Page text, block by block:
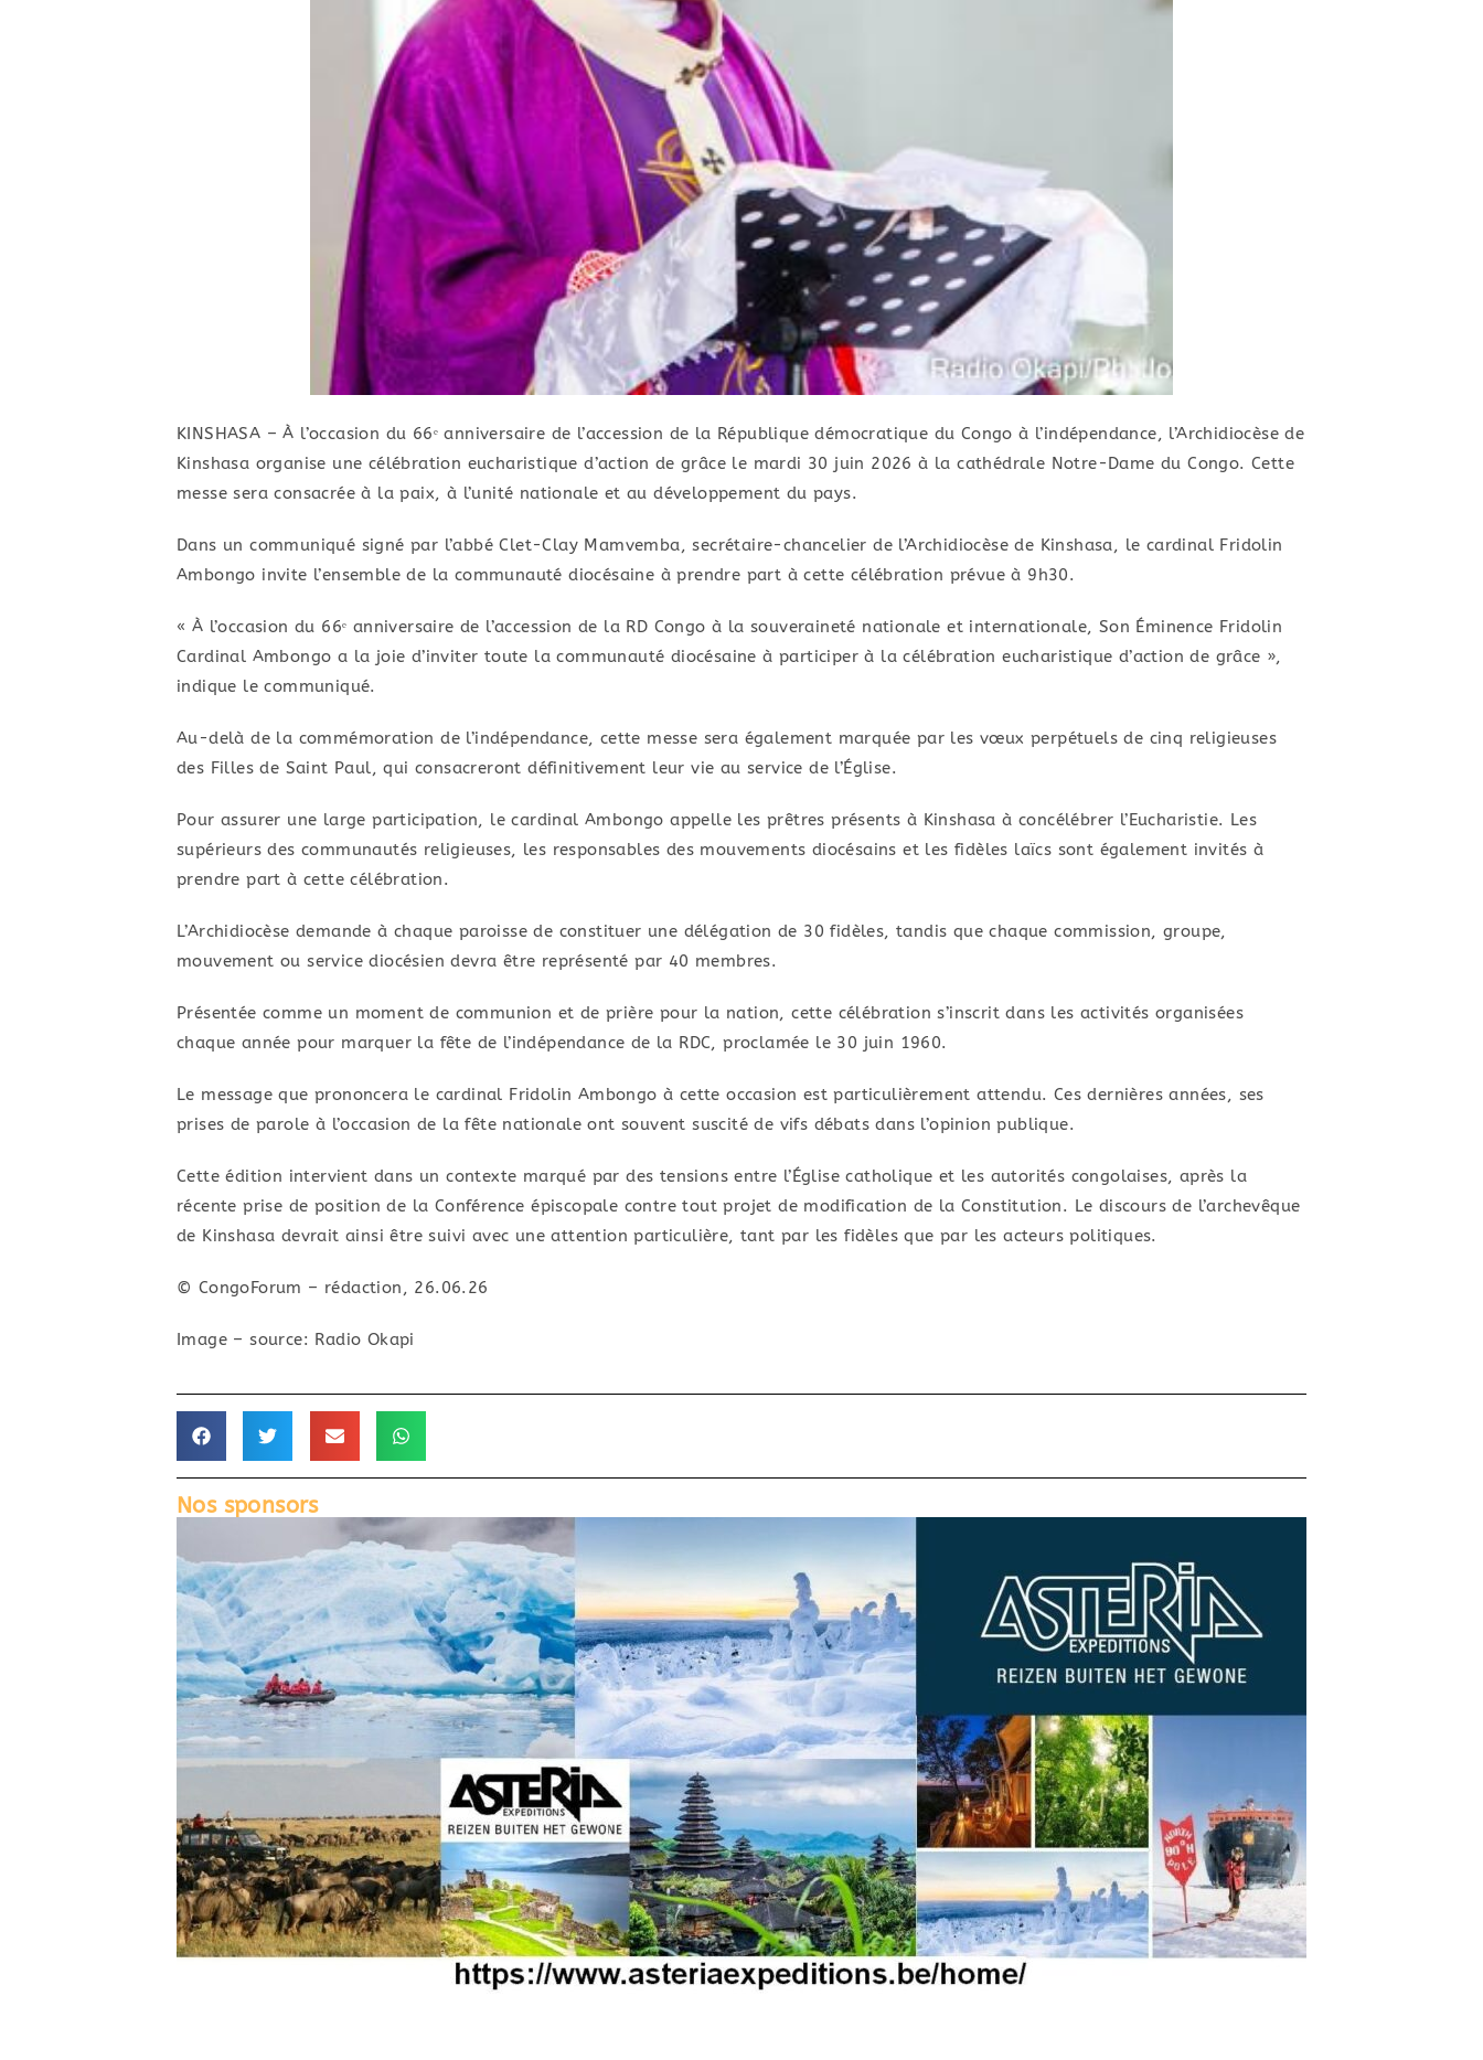
KINSHASA – À l’occasion du 66ᵉ anniversaire de l’accession de la République démocratique du Congo à l’indépendance, l’Archidiocèse de
Kinshasa organise une célébration eucharistique d’action de grâce le mardi 30 juin 2026 à la cathédrale Notre-Dame du Congo. Cette
messe sera consacrée à la paix, à l’unité nationale et au développement du pays.
Dans un communiqué signé par l’abbé Clet-Clay Mamvemba, secrétaire-chancelier de l’Archidiocèse de Kinshasa, le cardinal Fridolin
Ambongo invite l’ensemble de la communauté diocésaine à prendre part à cette célébration prévue à 9h30.
« À l’occasion du 66ᵉ anniversaire de l’accession de la RD Congo à la souveraineté nationale et internationale, Son Éminence Fridolin
Cardinal Ambongo a la joie d’inviter toute la communauté diocésaine à participer à la célébration eucharistique d’action de grâce »,
indique le communiqué.
Au-delà de la commémoration de l’indépendance, cette messe sera également marquée par les vœux perpétuels de cinq religieuses
des Filles de Saint Paul, qui consacreront définitivement leur vie au service de l’Église.
Pour assurer une large participation, le cardinal Ambongo appelle les prêtres présents à Kinshasa à concélébrer l’Eucharistie. Les
supérieurs des communautés religieuses, les responsables des mouvements diocésains et les fidèles laïcs sont également invités à
prendre part à cette célébration.
L’Archidiocèse demande à chaque paroisse de constituer une délégation de 30 fidèles, tandis que chaque commission, groupe,
mouvement ou service diocésien devra être représenté par 40 membres.
Présentée comme un moment de communion et de prière pour la nation, cette célébration s’inscrit dans les activités organisées
chaque année pour marquer la fête de l’indépendance de la RDC, proclamée le 30 juin 1960.
Le message que prononcera le cardinal Fridolin Ambongo à cette occasion est particulièrement attendu. Ces dernières années, ses
prises de parole à l’occasion de la fête nationale ont souvent suscité de vifs débats dans l’opinion publique.
Cette édition intervient dans un contexte marqué par des tensions entre l’Église catholique et les autorités congolaises, après la
récente prise de position de la Conférence épiscopale contre tout projet de modification de la Constitution. Le discours de l’archevêque
de Kinshasa devrait ainsi être suivi avec une attention particulière, tant par les fidèles que par les acteurs politiques.
© CongoForum – rédaction, 26.06.26
Image – source: Radio Okapi
Nos sponsors